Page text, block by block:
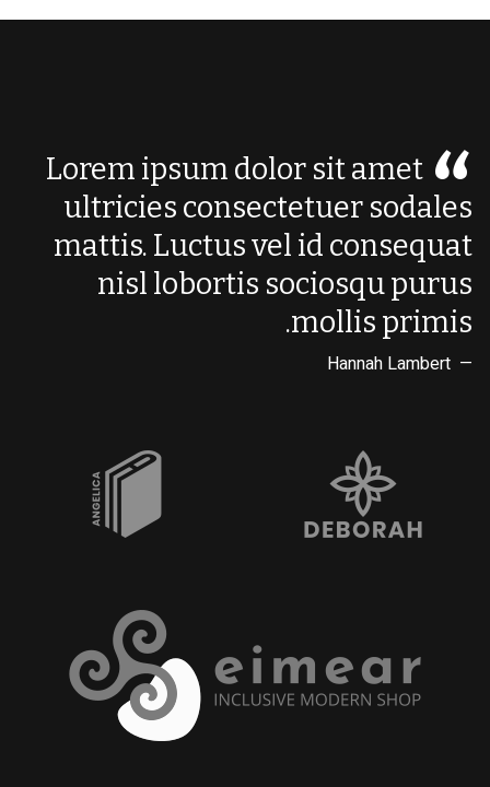
Lorem ipsum dolor sit amet
ultricies consectetuer sodales
mattis. Luctus vel id consequat
nisl lobortis sociosqu purus
mollis primis.
Hannah Lambert